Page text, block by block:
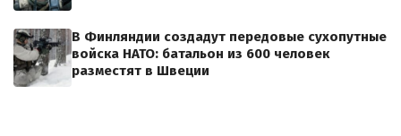
В Финляндии создадут передовые сухопутные
войска НАТО: батальон из 600 человек
разместят в Швеции